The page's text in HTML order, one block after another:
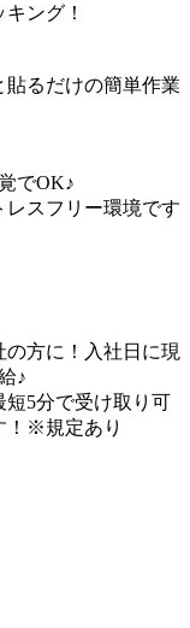
ング！
るだけの簡単作業
でOK♪
スフリー環境です
の方に！入社日に現
♪
短5分で受け取り可
！※規定あり